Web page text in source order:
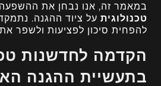
במאמר זה, אנו נבחן את
טכנולוגית על ציוד ההגנה.
להפחית סיכון לפציעות ולשפר
הקדמה לחדשנות
בתעשיית ההגנה